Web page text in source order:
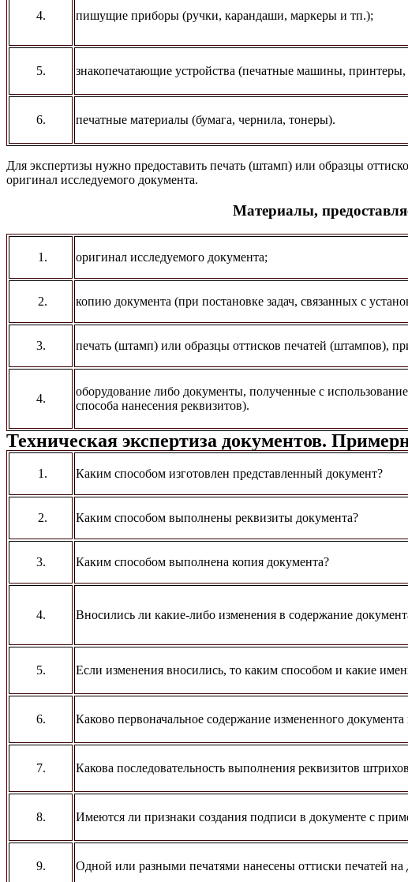
4. пишущие приборы (ручки, карандаши, маркеры и тп.);
5. знакопечатающие устройства (печатные машины,
6. печатные материалы (бумага, чернила, тонеры).
Для экспертизы нужно предоставить печать (штамп) или образцы
оригинал исследуемого документа.
Материалы,
1. оригинал исследуемого документа;
2. копию документа (при постановке задач, связанных с
3. печать (штамп) или образцы оттисков печатей (штампов),
4.
оборудование либо документы, полученные с
способа нанесения реквизитов).
Техническая экспертиза документов.
1. Каким способом изготовлен представленный документ?
2. Каким способом выполнены реквизиты документа?
3. Каким способом выполнена копия документа?
4. Вносились ли какие-либо изменения в содержание
5. Если изменения вносились, то каким способом и какие
6. Каково первоначальное содержание измененного документа
7. Какова последовательность выполнения реквизитов
8. Имеются ли признаки создания подписи в документе с
9. Одной или разными печатями нанесены оттиски печатей на